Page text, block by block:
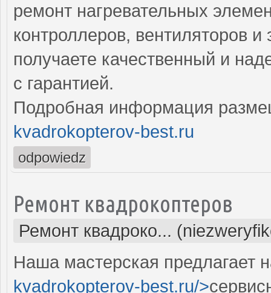
ремонт нагревательных
контроллеров, вентиляторов
получаете качественный и
с гарантией.
Подробная информация
kvadrokopterov-best.ru
odpowiedz
Ремонт квадрокоптеров
Ремонт квадроко...
Наша мастерская предлагает
kvadrokopterov-best.ru/>